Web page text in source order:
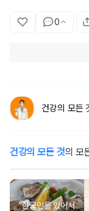
0
건강의 모든
건강의 모든 것의 모
"한국인들 있어서